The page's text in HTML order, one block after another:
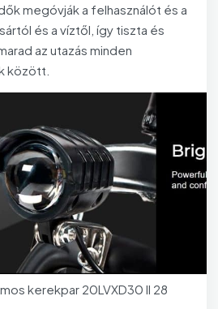
megóvják a felhasználót és a
és a víztől, így tiszta és
az utazás minden
között.
kerekpar 20LVXD30 II 28